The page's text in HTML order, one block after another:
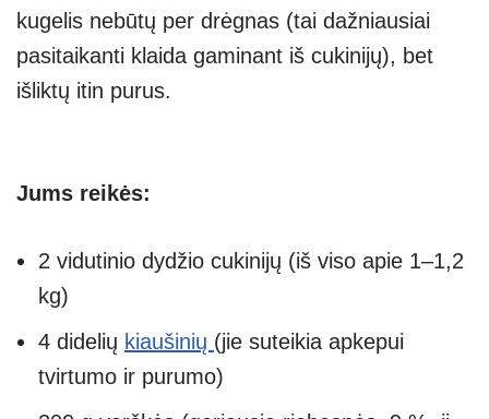
kugelis nebūtų per drėgnas (tai dažniausiai
pasitaikanti klaida gaminant iš cukinijų), bet
išliktų itin purus.
Jums reikės:
2 vidutinio dydžio cukinijų (iš viso apie 1–1,2
kg)
4 didelių kiaušinių (jie suteikia apkepui
tvirtumo ir purumo)